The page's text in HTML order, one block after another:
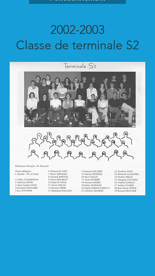
2002-2003
Classe de terminale S2